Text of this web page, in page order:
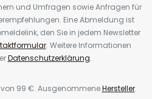
und Umfragen sowie Anfragen für
Eine Abmeldung ist
den Sie in jedem Newsletter
. Weitere Informationen
Datenschutzerklärung.
99 €. AusgenommeneHersteller.